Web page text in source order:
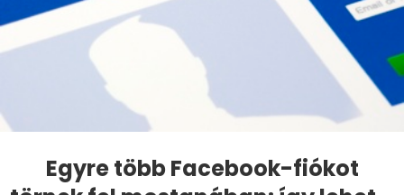
Egyre több Facebook-fiókot